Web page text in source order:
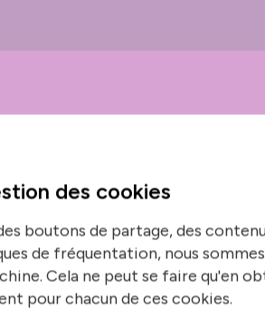
des cookies
boutons de partage, des
de fréquentation, nous
Cela ne peut se faire qu'en
pour chacun de ces cookies.